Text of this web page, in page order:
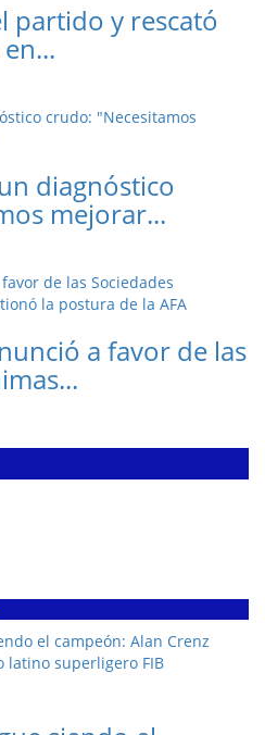
partido y rescató
diagnóstico
mejorar...
a favor de las